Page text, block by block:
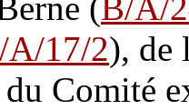
A/17/2), de
Comité